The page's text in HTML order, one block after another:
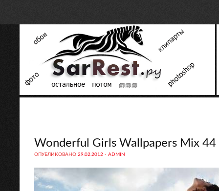
Wonderful Girls Wallpapers Mix 44
ОПУБЛИКОВАНО 29.02.2012 - ADMIN